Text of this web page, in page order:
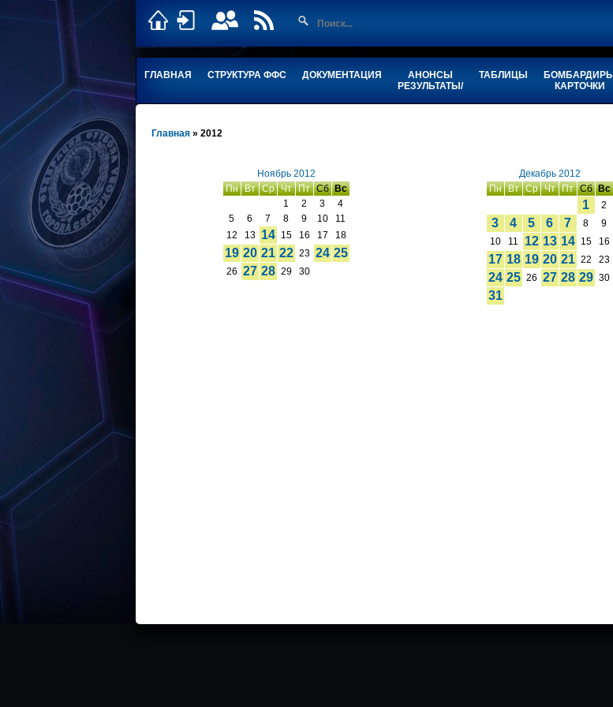
ГЛАВНАЯ СТРУКТУРА ФФС ДОКУМЕНТАЦИЯ
АНОНСЫ
РЕЗУЛЬТАТЫ/
ТАБЛИЦЫ
БОМБАРДИРЫ
КАРТОЧКИ
Главная » 2012
Ноябрь 2012
Пн Вт Ср Чт Пт Сб Вс
1
2 3
4
5
6 7 8 9 10
11
12
13 14 15 16 17 18
19 20 21 22 23 24 25
26 27 28 29 30
Декабрь 2012
Пн Вт Ср Чт Пт Сб Вс
1 2
3 4 5 6 7 8
9
10
11 12 13 14 15 16
17 18 19 20 21 22 23
24 25 26 27 28 29 30
31